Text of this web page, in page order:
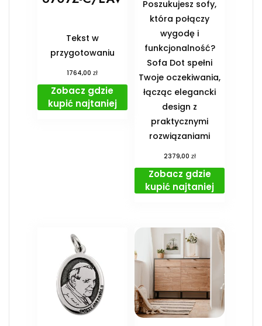
Tekst w
przygotowaniu
1764,00zł
Zobacz gdzie
kupić najtaniej
Poszukujesz sofy,
która połączy
wygodę i
funkcjonalność?
Sofa Dot spełni
Twoje oczekiwania,
łącząc elegancki
design z
praktycznymi
rozwiązaniami
2379,00 zł
Zobacz gdzie
kupić najtaniej